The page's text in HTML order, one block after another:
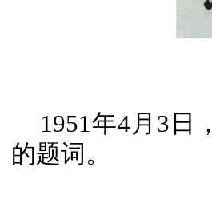
1951年4月3日
的题词。